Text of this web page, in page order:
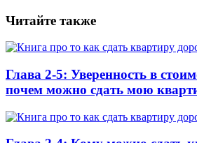
Читайте также
Глава 2-5: Уверенность в
почем можно сдать мою